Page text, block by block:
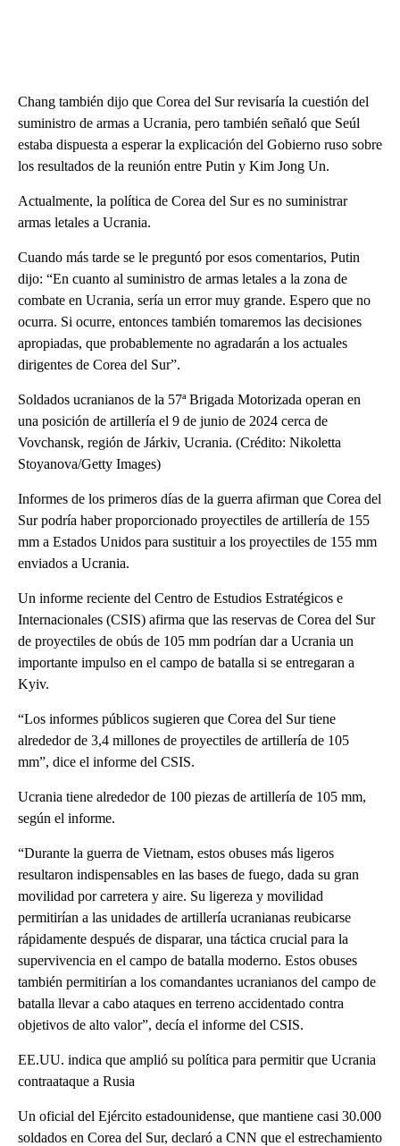
Chang también dijo que Corea del Sur revisaría la cuestión del
suministro de armas a Ucrania, pero también señaló que Seúl
estaba dispuesta a esperar la explicación del Gobierno ruso sobre
los resultados de la reunión entre Putin y Kim Jong Un.
Actualmente, la política de Corea del Sur es no suministrar
armas letales a Ucrania.
Cuando más tarde se le preguntó por esos comentarios, Putin
dijo: “En cuanto al suministro de armas letales a la zona de
combate en Ucrania, sería un error muy grande. Espero que no
ocurra. Si ocurre, entonces también tomaremos las decisiones
apropiadas, que probablemente no agradarán a los actuales
dirigentes de Corea del Sur”.
Soldados ucranianos de la 57ª Brigada Motorizada operan en
una posición de artillería el 9 de junio de 2024 cerca de
Vovchansk, región de Járkiv, Ucrania. (Crédito: Nikoletta
Stoyanova/Getty Images)
Informes de los primeros días de la guerra afirman que Corea del
Sur podría haber proporcionado proyectiles de artillería de 155
mm a Estados Unidos para sustituir a los proyectiles de 155 mm
enviados a Ucrania.
Un informe reciente del Centro de Estudios Estratégicos e
Internacionales (CSIS) afirma que las reservas de Corea del Sur
de proyectiles de obús de 105 mm podrían dar a Ucrania un
importante impulso en el campo de batalla si se entregaran a
Kyiv.
“Los informes públicos sugieren que Corea del Sur tiene
alrededor de 3,4 millones de proyectiles de artillería de 105
mm”, dice el informe del CSIS.
Ucrania tiene alrededor de 100 piezas de artillería de 105 mm,
según el informe.
“Durante la guerra de Vietnam, estos obuses más ligeros
resultaron indispensables en las bases de fuego, dada su gran
movilidad por carretera y aire. Su ligereza y movilidad
permitirían a las unidades de artillería ucranianas reubicarse
rápidamente después de disparar, una táctica crucial para la
supervivencia en el campo de batalla moderno. Estos obuses
también permitirían a los comandantes ucranianos del campo de
batalla llevar a cabo ataques en terreno accidentado contra
objetivos de alto valor”, decía el informe del CSIS.
EE.UU. indica que amplió su política para permitir que Ucrania
contraataque a Rusia
Un oficial del Ejército estadounidense, que mantiene casi 30.000
soldados en Corea del Sur, declaró a CNN que el estrechamiento